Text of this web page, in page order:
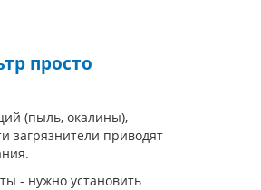
просто
(пыль, окалины),
загрязнители приводят
- нужно установить